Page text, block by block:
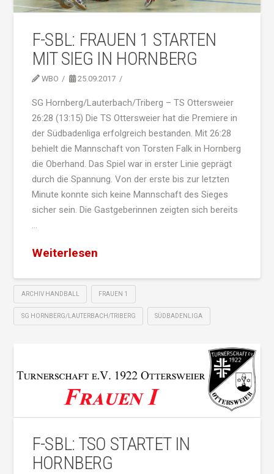
F-SBL: FRAUEN 1 STARTEN
MIT SIEG IN HORNBERG
WBO 25.09.2017
SG Hornberg/Lauterbach/Triberg – TS Ottersweier
26:28 (13:15) Die TS Ottersweier hat die Premiere in
der Südbadenliga erfolgreich bestanden. Mit 26:28
behielt die Mannschaft von Torsten Falk in Hornberg
die Oberhand. Das Spiel war in erster Linie geprägt
durch die Spannung. Von der erste bis zur letzten
Minute konnte sich keine Mannschaft des Sieges
sicher sein. Die Gastgeberinnen zeigten sich bereits
…
Weiterlesen
ARCHIV HANDBALL FRAUEN 1
SG HORNBERG/LAUTERBACH/TRIBERG SÜDBADENLIGA
F-SBL: TSO STARTET IN
HORNBERG